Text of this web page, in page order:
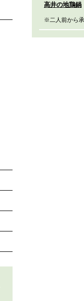
高井の地鶏鍋
※二人前から